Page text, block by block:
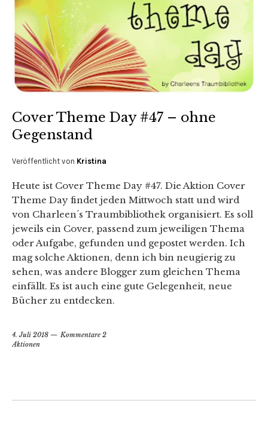
Cover Theme Day #47 – ohne
Gegenstand
Veröffentlicht von Kristina
Heute ist Cover Theme Day #47. Die Aktion Cover
Theme Day findet jeden Mittwoch statt und wird
von Charleen´s Traumbibliothek organisiert. Es soll
jeweils ein Cover, passend zum jeweiligen Thema
oder Aufgabe, gefunden und gepostet werden. Ich
mag solche Aktionen, denn ich bin neugierig zu
sehen, was andere Blogger zum gleichen Thema
einfällt. Es ist auch eine gute Gelegenheit, neue
Bücher zu entdecken.
4. Juli 2018
Kommentare 2
Aktionen